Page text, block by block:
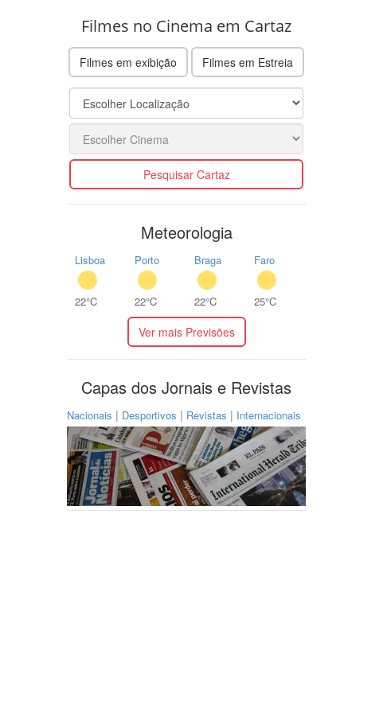
Filmes no Cinema em Cartaz
Filmes em exibição Filmes em Estreia
Pesquisar Cartaz
Meteorologia
Lisboa
22°C
Porto
22°C
Braga
22°C
Faro
25°C
Ver mais Previsões
Capas dos Jornais e Revistas
Nacionais | Desportivos | Revistas | Internacionais